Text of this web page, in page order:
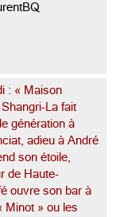
: « Maison
La fait
génération à
adieu à André
son étoile,
de Haute-
ouvre son bar à
Minot » ou les